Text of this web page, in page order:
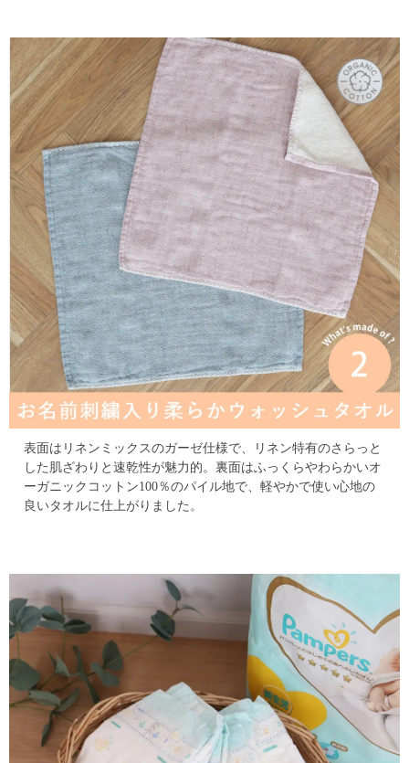
表面はリネンミックスのガーゼ仕様で、リネン特有のさらっと
した肌ざわりと速乾性が魅力的。 裏面はふっくらやわらかいオ
ーガニックコットン100％のパイル地で、軽やかで使い心地の
良いタオルに仕上がりました。